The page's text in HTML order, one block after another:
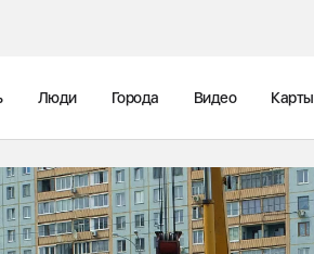
Люди Города Видео Карты